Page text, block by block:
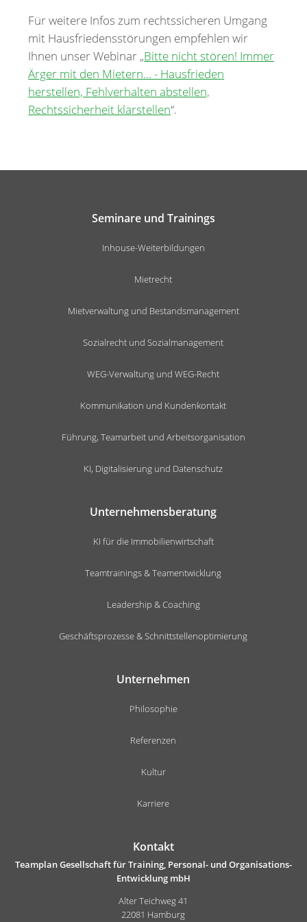
Für weitere Infos zum rechtssicheren Umgang
mit Hausfriedensstörungen empfehlen wir
Ihnen unser Webinar „Bitte nicht stören! Immer
Ärger mit den Mietern... - Hausfrieden
herstellen, Fehlverhalten abstellen,
Rechtssicherheit klarstellen“.
Seminare und Trainings
Inhouse-Weiterbildungen
Mietrecht
Mietverwaltung und Bestandsmanagement
Sozialrecht und Sozialmanagement
WEG-Verwaltung und WEG-Recht
Kommunikation und Kundenkontakt
Führung, Teamarbeit und Arbeitsorganisation
KI, Digitalisierung und Datenschutz
Unternehmensberatung
KI für die Immobilienwirtschaft
Teamtrainings & Teamentwicklung
Leadership & Coaching
Geschäftsprozesse & Schnittstellenoptimierung
Unternehmen
Philosophie
Referenzen
Kultur
Karriere
Kontakt
Teamplan Gesellschaft für Training, Personal- und Organisations-
Entwicklung mbH
Alter Teichweg 41
22081 Hamburg